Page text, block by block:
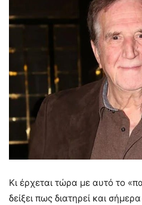
Κι έρχεται τώρα με αυτό το
δείξει πως διατηρεί και